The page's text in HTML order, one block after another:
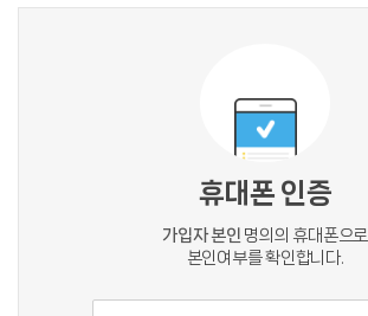
휴대폰 인증
가입자 본인 명의의 휴대폰으로
본인여부를 확인합니다.